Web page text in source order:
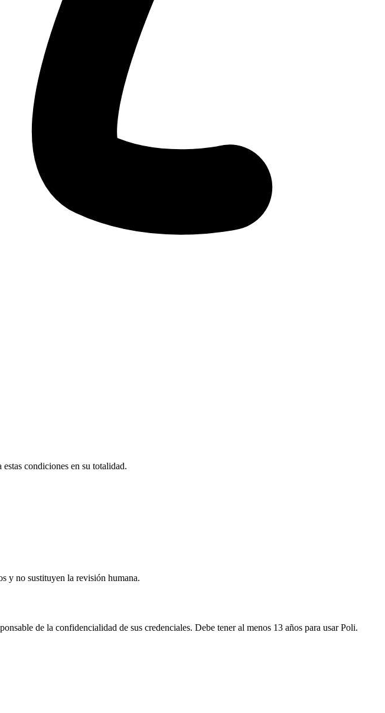
condiciones en su totalidad.
y no sustituyen la revisión humana.
de la confidencialidad de sus credenciales. Debe tener al menos 13 años para usar Poli.